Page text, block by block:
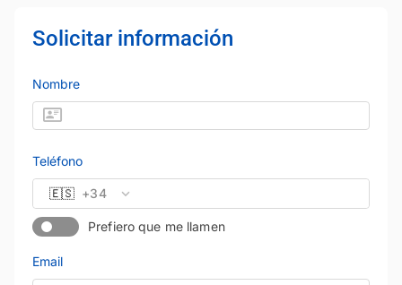
Solicitar información
Nombre
Teléfono
🇪🇸 +34
Prefiero que me llamen
Email